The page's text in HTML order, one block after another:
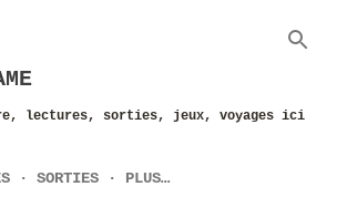
lectures, sorties, jeux, voyages ici
SORTIES PLUS…